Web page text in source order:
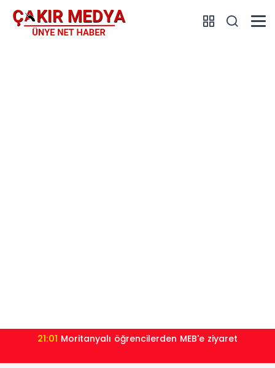
21:01 Moritanyalı öğrencilerden MEB'e ziyaret